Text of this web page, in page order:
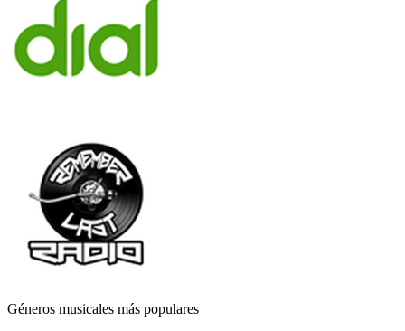
Géneros musicales más populares